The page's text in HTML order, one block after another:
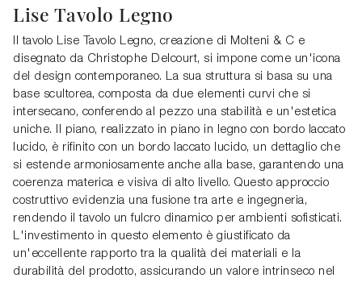
Lise Tavolo Legno
Il tavolo Lise Tavolo Legno, creazione di Molteni & C e
disegnato da Christophe Delcourt, si impone come un'icona
del design contemporaneo. La sua struttura si basa su una
base scultorea, composta da due elementi curvi che si
intersecano, conferendo al pezzo una stabilità e un'estetica
uniche. Il piano, realizzato in piano in legno con bordo laccato
lucido, è rifinito con un bordo laccato lucido, un dettaglio che
si estende armoniosamente anche alla base, garantendo una
coerenza materica e visiva di alto livello. Questo approccio
costruttivo evidenzia una fusione tra arte e ingegneria,
rendendo il tavolo un fulcro dinamico per ambienti sofisticati.
L'investimento in questo elemento è giustificato da
un'eccellente rapporto tra la qualità dei materiali e la
durabilità del prodotto, assicurando un valore intrinseco nel